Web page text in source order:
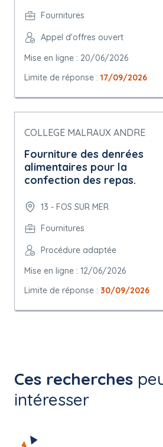
Fournitures
Appel d'offres ouvert
Mise en ligne : 20/06/2026
Limite de réponse : 17/09/2026
COLLEGE MALRAUX ANDRE
Fourniture des denrées
alimentaires pour la
confection des repas.
13 - FOS SUR MER
Fournitures
Procédure adaptée
Mise en ligne : 12/06/2026
Limite de réponse : 30/09/2026
Ces recherches
intéresser